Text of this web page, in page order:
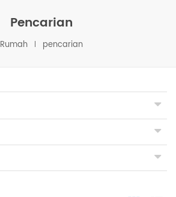
Pencarian
Rumah pencarian